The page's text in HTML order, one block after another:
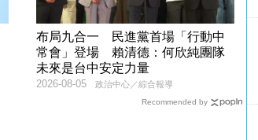
布局九合一 民進黨首場「行動中
常會」登場 賴清德：何欣純團隊
未來是台中安定力量
政治中心／綜合報導
2026-08-05
Recommended by